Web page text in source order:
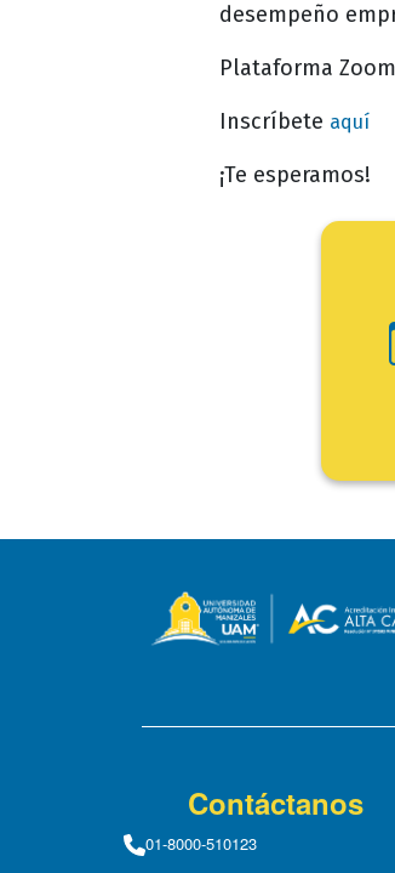
desempeño
Plataforma Zoom
Inscríbete aquí
¡Te esperamos!
Contáctanos
01-8000-510123